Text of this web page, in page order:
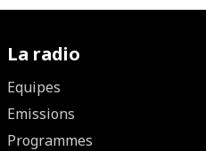
La radio
Equipes
Emissions
Programmes